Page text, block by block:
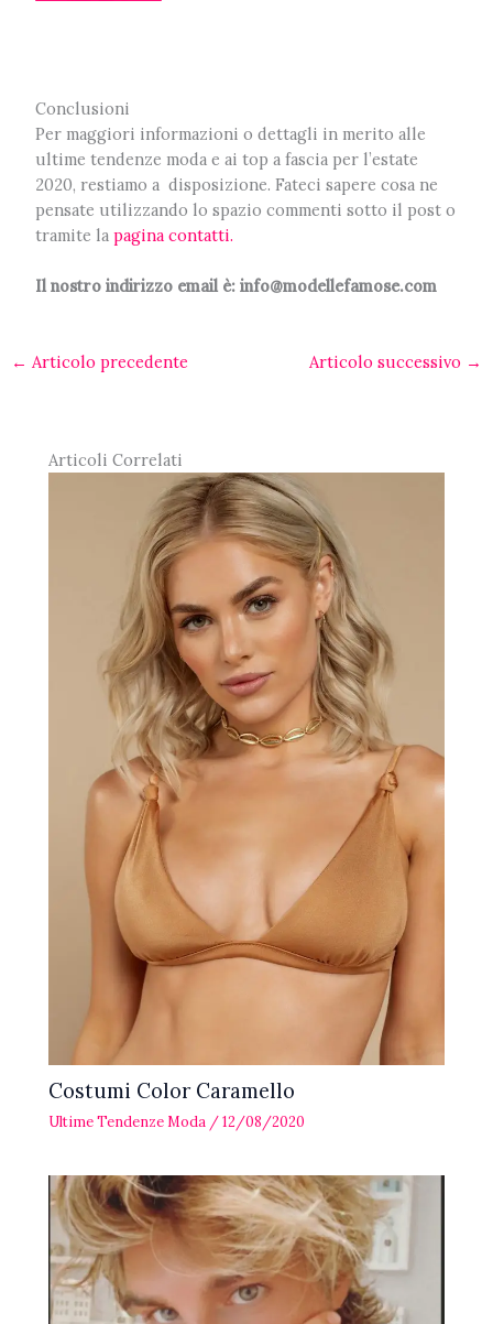
Conclusioni
Per maggiori informazioni o dettagli in merito alle
ultime tendenze moda e ai top a fascia per l’estate
2020, restiamo a disposizione. Fateci sapere cosa ne
pensate utilizzando lo spazio commenti sotto il post o
tramite la pagina contatti.
Il nostro indirizzo email è: info@modellefamose.com
← Articolo precedente Articolo successivo →
Articoli Correlati
Costumi Color Caramello
Ultime Tendenze Moda /12/08/2020